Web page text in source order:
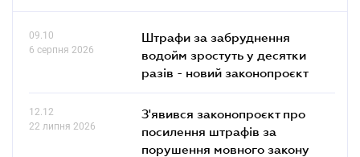
09.10
6 серпня 2026
Штрафи за забруднення
водойм зростуть у десятки
разів - новий законопроєкт
12.12
22 липня 2026
З'явився законопроєкт про
посилення штрафів за
порушення мовного закону